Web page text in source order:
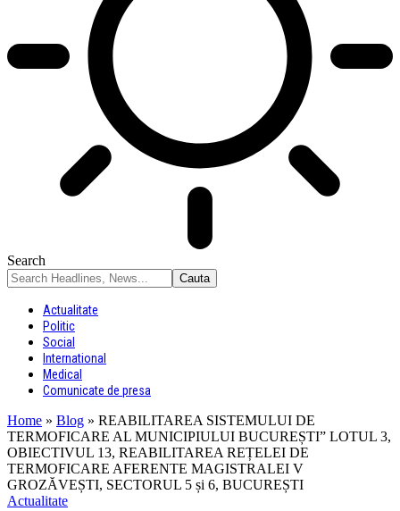
Search
Actualitate
Politic
Social
International
Medical
Comunicate de presa
Home » Blog » REABILITAREA SISTEMULUI DE
TERMOFICARE AL MUNICIPIULUI BUCUREȘTI” LOTUL 3,
OBIECTIVUL 13, REABILITAREA REȚELEI DE
TERMOFICARE AFERENTE MAGISTRALEI V
GROZĂVEȘTI, SECTORUL 5 și 6, BUCUREȘTI
Actualitate